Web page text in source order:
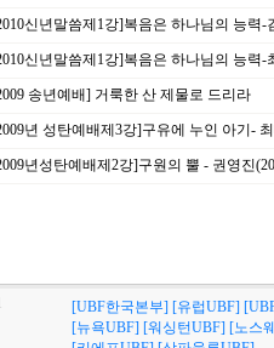
신년말씀제1강]복음은 하나님의 능력-
신년말씀제1강]복음은 하나님의 능력-
송년예배] 거룩한 산 제물로 드리라
년 성탄예배제3강]구유에 누인 아기-
년성탄예배제2강]구원의 뿔 - 권영진
[UBF한국본부] [유럽UBF]
[뉴욕UBF] [워싱턴UBF] [노스